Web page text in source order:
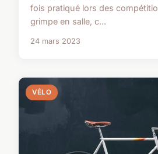
fois pratiqué lors des
grimpe en salle, c...
24 mars 2023
VÉLO